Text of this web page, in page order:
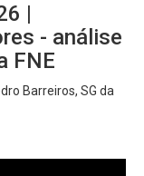
|
- análise
FNE
Barreiros, SG da